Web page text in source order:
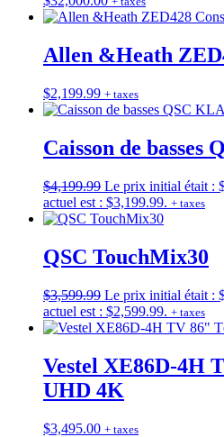
Allen &Heath
$2,199.99 + taxes
Caisson de basses
$4,199.99 Le prix initial était :
actuel est : $3,199.99. + taxes
QSC TouchMix30
$3,599.99 Le prix initial était :
actuel est : $2,599.99. + taxes
Vestel XE86D-4H
UHD 4K
$3,495.00 + taxes